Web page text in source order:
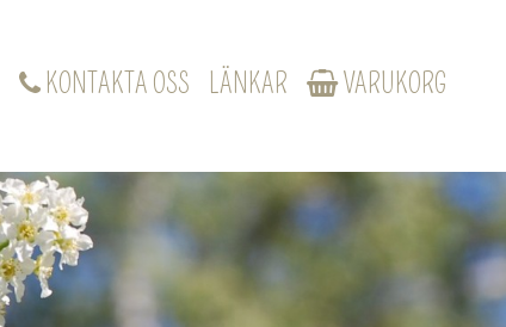
KONTAKTA OSS LÄNKAR VARUKORG